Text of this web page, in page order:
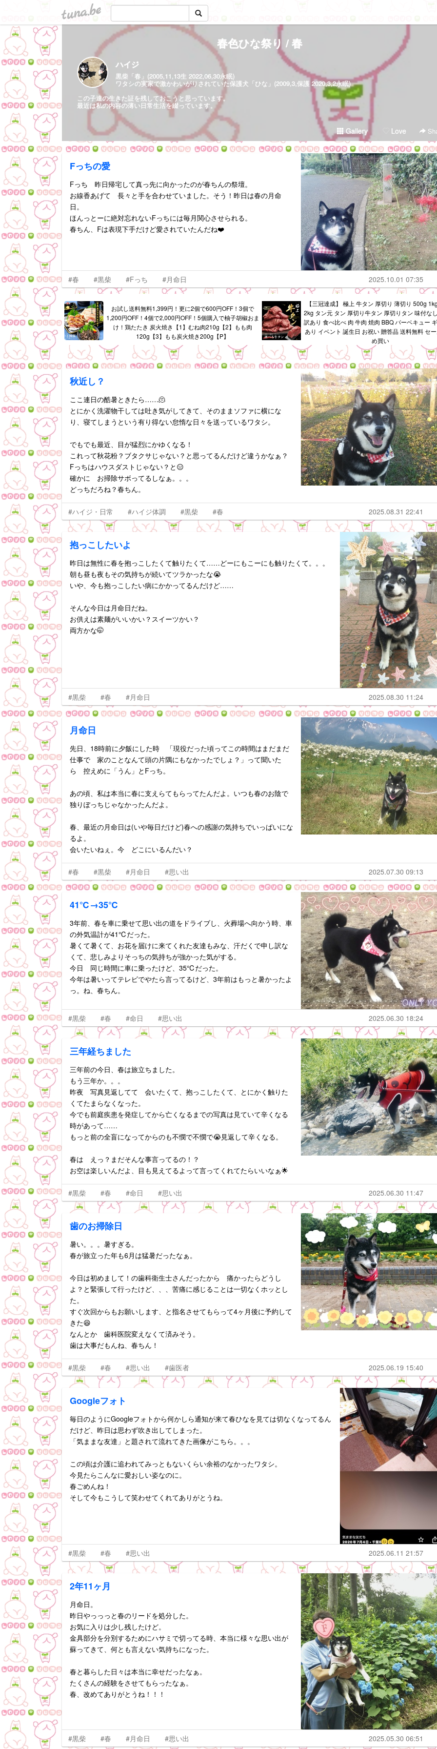
tuna.be
春色ひな祭り / 春
ハイジ
黒柴「春」(2005,11,13生 2022,06,30永眠)
ワタシの実家で激かわいがりされていた保護犬「ひな」(2009,3,保護 2020,3,2永眠)
この子達の生きた証を残しておこうと思っています。
最近は私の内容の薄い日常生活を綴っています。
Gallery Love
Fっちの愛
Fっち 昨日帰宅して真っ先に向かったのが春ちんの祭壇。
お線香あげて 長々と手を合わせていました。そう！昨日は春の月命
日。
ほんっとーに絶対忘れないFっちには毎月関心させられる。
春ちん、Fは表現下手だけど愛されていたんだね❤️
#春 #黒柴 #Fっち #月命日 2025.10.01 07:35
お試し送料無料1,399円！更に2個で600円OFF！3個で
1,200円OFF！4個で2,000円OFF！5個購入で柚子胡椒おま
け！鶏たたき 炭火焼き【1】むね肉210g【2】もも肉
120g【3】もも炭火焼き200g【P】
【三冠達成】 極上 牛タン 厚切り 薄切り 500g
2kg タン元 タン 厚切り牛タン 厚切りタン 味付な
訳あり 食べ比べ 肉 牛肉 焼肉 BBQ バーベキュー
あり イベント 誕生日 お祝い 贈答品 送料無料 セ
め買い
秋近し？
ここ連日の酷暑ときたら……🫠
とにかく洗濯物干しては吐き気がしてきて、そのままソファに横にな
り、寝てしまうという有り得ない怠惰な日々を送っているワタシ。
でもでも最近、目が猛烈にかゆくなる！
これって秋花粉？ブタクサじゃない？と思ってるんだけど違うかなぁ？
Fっちはハウスダストじゃない？と😑
確かに お掃除サボってるしなぁ。。。
どっちだろね？春ちん。
#ハイジ・日常 #ハイジ体調 #黒柴 #春 2025.08.31 22:41
抱っこしたいよ
昨日は無性に春を抱っこしたくて触りたくて……どーにもこーにも触りたくて。。。
朝も昼も夜もその気持ちが続いてツラかったな😭
いや、今も抱っこしたい病にかかってるんだけど……
そんな今日は月命日だね。
お供えは素麺がいいかい？スイーツかい？
両方かな🤭
#黒柴 #春 #月命日 2025.08.30 11:24
月命日
先日、18時前に夕飯にした時 「現役だった頃ってこの時間はまだまだ
仕事で 家のことなんて頭の片隅にもなかったでしょ？」って聞いた
ら 控えめに「うん」とFっち。
あの頃、私は本当に春に支えらてもらってたんだよ。いつも春のお陰で
独りぼっちじゃなかったんだよ。
春、最近の月命日は(いや毎日だけど)春への感謝の気持ちでいっぱいにな
るよ。
会いたいねぇ。今 どこにいるんだい？
#春 #黒柴 #月命日 #思い出 2025.07.30 09:13
41℃→35℃
3年前、春を車に乗せて思い出の道をドライブし、火葬場へ向かう時、車
の外気温計が41℃だった。
暑くて暑くて、お花を届けに来てくれた友達もみな、汗だくで申し訳な
くて、悲しみよりそっちの気持ちが強かった気がする。
今日 同じ時間に車に乗ったけど、35℃だった。
今年は暑いってテレビでやたら言ってるけど、3年前はもっと暑かったよ
っ。ね、春ちん。
#黒柴 #春 #命日 #思い出 2025.06.30 18:24
三年経ちました
三年前の今日、春は旅立ちました。
もう三年か。。。
昨夜 写真見返してて 会いたくて、抱っこしたくて、とにかく触りた
くてたまらなくなった。
今でも前庭疾患を発症してから亡くなるまでの写真は見ていて辛くなる
時があって……
もっと前の全盲になってからのも不憫で不憫で😭見返して辛くなる。
春は えっ？まだそんな事言ってるの！？
お空は楽しいんだよ、目も見えてるよって言ってくれてたらいいなぁ🌟
#黒柴 #春 #命日 #思い出 2025.06.30 11:47
歯のお掃除日
暑い。。。暑すぎる。
春が旅立った年も6月は猛暑だったなぁ。
今日は初めまして！の歯科衛生士さんだったから 痛かったらどうし
よ？と緊張して行ったけど、、、苦痛に感じることは一切なくホッとし
た。
すぐ次回からもお願いします、と指名させてもらって4ヶ月後に予約して
きた😆
なんとか 歯科医院変えなくて済みそう。
歯は大事だもんね、春ちん！
#黒柴 #春 #思い出 #歯医者 2025.06.19 15:40
Googleフォト
毎日のようにGoogleフォトから何かしら通知が来て春ひなを見ては切なくなってるん
だけど、昨日は思わず吹き出してしまった。
「気ままな友達」と題されて流れてきた画像がこちら。。。
この頃は介護に追われてみっともないくらい余裕のなかったワタシ。
今見たらこんなに愛おしい姿なのに。
春ごめんね！
そして今もこうして笑わせてくれてありがとうね。
#黒柴 #春 #思い出 2025.06.11 21:57
2年11ヶ月
月命日。
昨日やっっっと春のリードを処分した。
お気に入りは少し残したけど。
金具部分を分別するためにハサミで切ってる時、本当に様々な思い出が
蘇ってきて、何とも言えない気持ちになった。
春と暮らした日々は本当に幸せだったなぁ。
たくさんの経験をさせてもらったなぁ。
春、改めてありがとうね！！！
#黒柴 #春 #月命日 #思い出 2025.05.30 06:51